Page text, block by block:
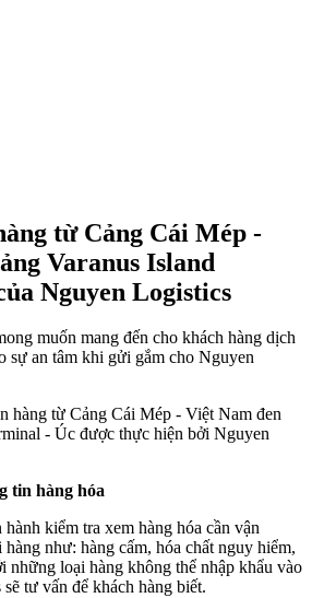
từ Cảng Cái Mép -
Varanus Island
Nguyen Logistics
muốn mang đến cho khách hàng dịch
sự an tâm khi gửi gắm cho Nguyen
hàng từ Cảng Cái Mép - Việt Nam đen
- Úc được thực hiện bởi Nguyen
tin hàng hóa
kiểm tra xem hàng hóa cần vận
như: hàng cấm, hóa chất nguy hiểm,
những loại hàng không thể nhập khẩu vào
tư vấn để khách hàng biết.